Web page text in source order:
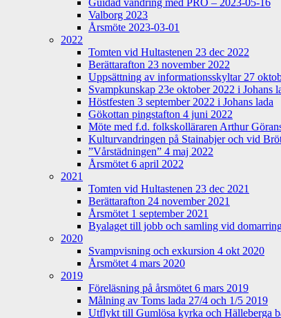
Guidad vandring med PRO – 2023-05-16
Valborg 2023
Årsmöte 2023-03-01
2022
Tomten vid Hultastenen 23 dec 2022
Berättarafton 23 november 2022
Uppsättning av informationsskyltar 27
Svampkunskap 23e oktober 2022 i Johans
Höstfesten 3 september 2022 i Johans lada
Gökottan pingstafton 4 juni 2022
Möte med f.d. folkskolläraren Arthur
Kulturvandringen på Stainabjer och vid
”Vårstädningen” 4 maj 2022
Årsmötet 6 april 2022
2021
Tomten vid Hultastenen 23 dec 2021
Berättarafton 24 november 2021
Årsmötet 1 september 2021
Byalaget till jobb och samling vid
2020
Svampvisning och exkursion 4 okt 2020
Årsmötet 4 mars 2020
2019
Föreläsning på årsmötet 6 mars 2019
Målning av Toms lada 27/4 och 1/5 2019
Utflykt till Gumlösa kyrka och Hälleberga